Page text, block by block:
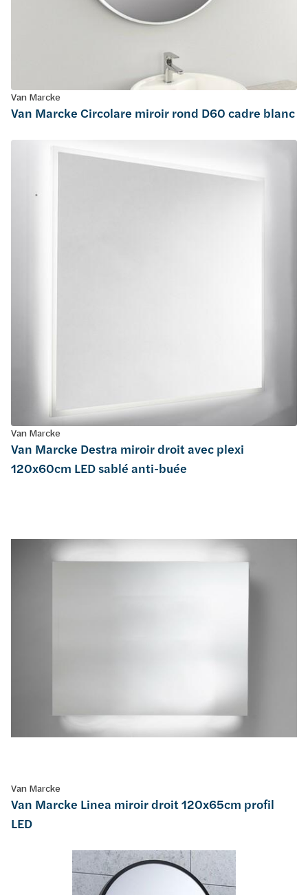
Van Marcke
Van Marcke Circolare miroir rond D60 cadre blanc
Van Marcke
Van Marcke Destra miroir droit avec plexi
120x60cm LED sablé anti-buée
Van Marcke
Van Marcke Linea miroir droit 120x65cm profil
LED